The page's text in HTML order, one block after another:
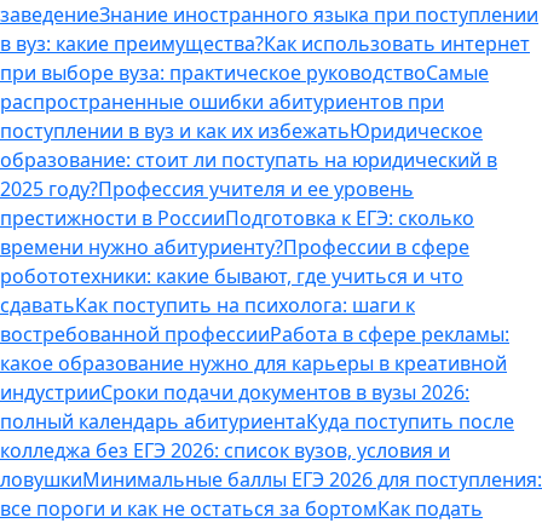
заведениеЗнание иностранного языка при поступлении
в вуз: какие преимущества?Как использовать интернет
при выборе вуза: практическое руководствоСамые
распространенные ошибки абитуриентов при
поступлении в вуз и как их избежатьЮридическое
образование: стоит ли поступать на юридический в
2025 году?Профессия учителя и ее уровень
престижности в РоссииПодготовка к ЕГЭ: сколько
времени нужно абитуриенту?Профессии в сфере
робототехники: какие бывают, где учиться и что
сдаватьКак поступить на психолога: шаги к
востребованной профессииРабота в сфере рекламы:
какое образование нужно для карьеры в креативной
индустрииСроки подачи документов в вузы 2026:
полный календарь абитуриентаКуда поступить после
колледжа без ЕГЭ 2026: список вузов, условия и
ловушкиМинимальные баллы ЕГЭ 2026 для поступления:
все пороги и как не остаться за бортомКак подать